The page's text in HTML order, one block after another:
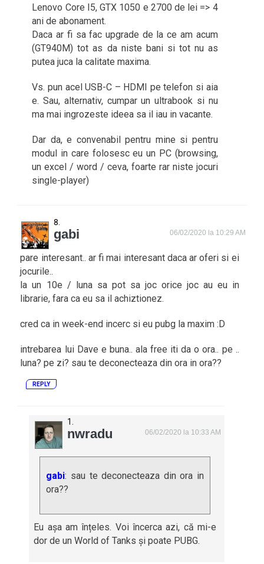
Lenovo Core I5, GTX 1050 e 2700 de lei => 4
ani de abonament.
Daca ar fi sa fac upgrade de la ce am acum
(GT940M) tot as da niste bani si tot nu as
putea juca la calitate maxima.
Vs. pun acel USB-C – HDMI pe telefon si aia
e. Sau, alternativ, cumpar un ultrabook si nu
ma mai ingrozeste ideea sa il iau in vacante.
Dar da, e convenabil pentru mine si pentru
modul in care folosesc eu un PC (browsing,
un excel / word / ceva, foarte rar niste jocuri
single-player)
gabi 06/02/2020 la 10:29 AM
pare interesant.. ar fi mai interesant daca ar oferi si ei
jocurile..
la un 10e / luna sa pot sa joc orice joc au eu in
librarie, fara ca eu sa il achiztionez.
cred ca in week-end incerc si eu pubg la maxim :D
intrebarea lui Dave e buna.. ala free iti da o ora.. pe ..
luna? pe zi? sau te deconecteaza din ora in ora??
REPLY
nwradu 06/02/2020 la 10:33 AM
gabi: sau te deconecteaza din ora in
ora??
Eu așa am înțeles. Voi încerca azi, că mi-e
dor de un World of Tanks și poate PUBG.